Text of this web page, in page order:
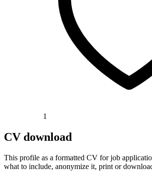
1
CV download
This profile as a formatted CV for job
what to include, anonymize it, print or